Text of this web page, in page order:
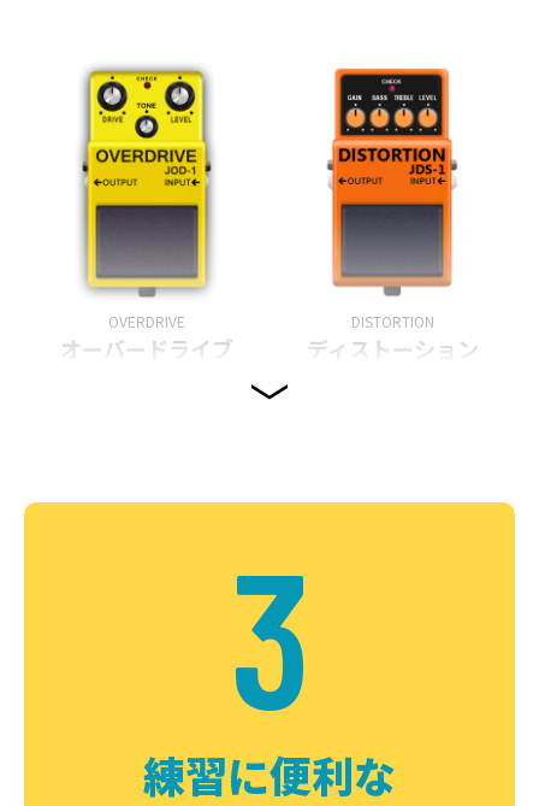
OVERDRIVE
オーバードライブ
DISTORTION
ディストーション
3
練習に便利な